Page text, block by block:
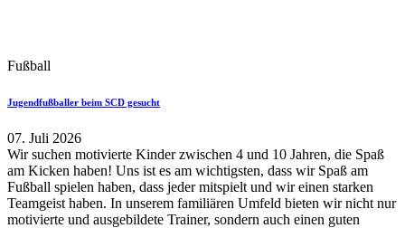
Fußball
Jugendfußballer beim SCD gesucht
07. Juli 2026
Wir suchen motivierte Kinder zwischen 4 und 10 Jahren, die Spaß
am Kicken haben! Uns ist es am wichtigsten, dass wir Spaß am
Fußball spielen haben, dass jeder mitspielt und wir einen starken
Teamgeist haben. In unserem familiären Umfeld bieten wir nicht nur
motivierte und ausgebildete Trainer, sondern auch einen guten